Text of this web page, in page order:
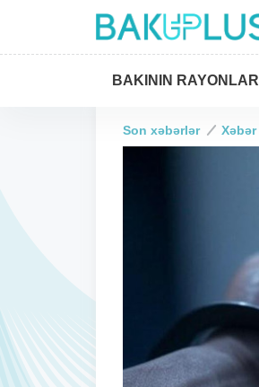
BAKININ RAYONLARI
Son xəbərlər Xəbər